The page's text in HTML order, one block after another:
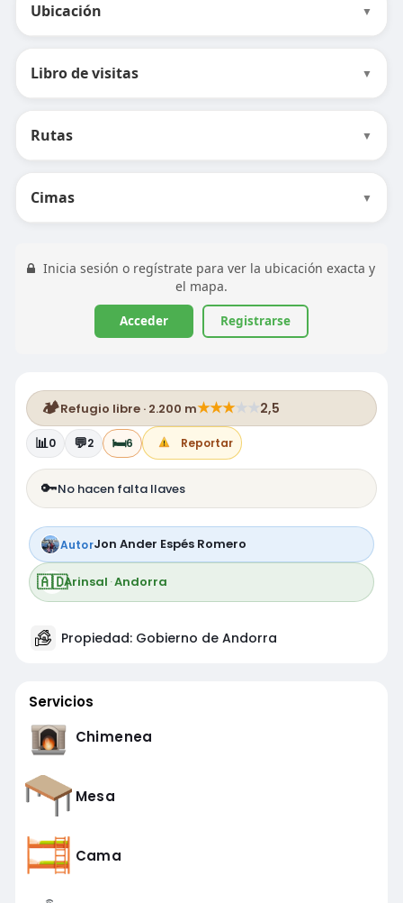
Ubicación ▼
Libro de visitas ▼
Rutas ▼
Cimas ▼
Inicia sesión o regístrate para ver la ubicación exacta y
el mapa.
Acceder Registrarse
🏕️Refugio libre · 2.200 m★★★★ ★2,5
📊0 💬2 🛏️6 Reportar
🔑No hacen falta llaves
AutorJon Ander Espés Romero
🇦🇩Arinsal ·Andorra
Propiedad: Gobierno de Andorra
Servicios
Chimenea
Mesa
Cama